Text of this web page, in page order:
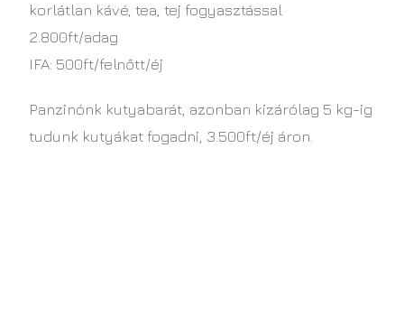
korlátlan kávé, tea, tej fogyasztással
2.800ft/adag
IFA: 500ft/felnőtt/éj
Panzinónk kutyabarát, azonban kizárólag 5 kg-ig
tudunk kutyákat fogadni, 3.500ft/éj áron.